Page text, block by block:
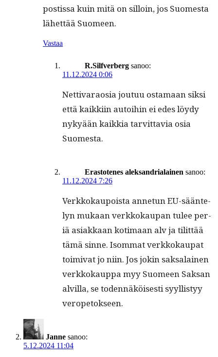
postis­sa kuin mitä on sil­loin, jos Suomes­ta
lähet­tää Suomeen.
Vastaa
R.Silfverberg sanoo:
11.12.2024 0:06
Net­ti­varaosia joutuu osta­maan sik­si
että kaikki­in autoi­hin ei edes löy­dy
nykyään kaikkia tarvit­tavia osia
Suomesta.
Erastotenes aleksandrialainen sanoo:
11.12.2024 7:26
Verkkokaupoista annetun EU-sään­te­
lyn mukaan verkkokau­pan tulee per­
iä asi­akkaan koti­maan alv ja tilit­tää
tämä sinne. Isom­mat verkkokau­pat
toimi­vat jo niin. Jos jokin sak­salainen
verkkokaup­pa myy Suomeen Sak­san
alvil­la, se toden­näköis­es­ti syyl­listyy
veropetokseen.
Janne sanoo:
5.12.2024 11:04